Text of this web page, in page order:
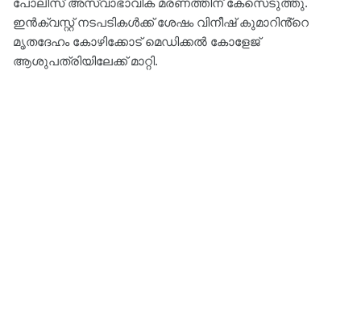
പോലീസ് അസ്വാഭാവിക മരണത്തിന് കേസെടുത്തു.
ഇൻക്വസ്റ്റ് നടപടികൾക്ക് ശേഷം വിനീഷ് കുമാറിൻ്റെ
മൃതദേഹം കോഴിക്കോട് മെഡിക്കൽ കോളേജ്
ആശുപത്രിയിലേക്ക് മാറ്റി.